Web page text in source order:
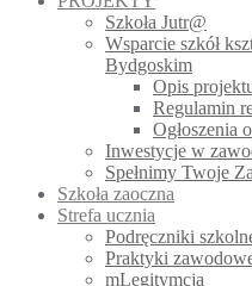
Szkoła Jutr@
Wsparcie szkół
Bydgoskim
Opis
Regulamin
Ogłoszenia
Inwestycje w
Spełnimy Twoje
Szkoła zaoczna
Strefa ucznia
Podręczniki
Praktyki
mLegitymcja